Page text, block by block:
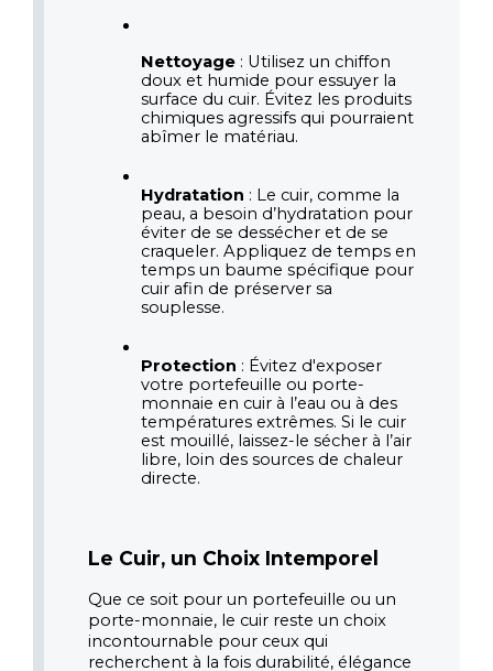
Nettoyage : Utilisez un chiffon
doux et humide pour essuyer la
surface du cuir. Évitez les produits
chimiques agressifs qui pourraient
abîmer le matériau.
Hydratation : Le cuir, comme la
peau, a besoin d’hydratation pour
éviter de se dessécher et de se
craqueler. Appliquez de temps en
temps un baume spécifique pour
cuir afin de préserver sa
souplesse.
Protection : Évitez d'exposer
votre portefeuille ou porte-
monnaie en cuir à l’eau ou à des
températures extrêmes. Si le cuir
est mouillé, laissez-le sécher à l’air
libre, loin des sources de chaleur
directe.
Le Cuir, un Choix Intemporel
Que ce soit pour un portefeuille ou un
porte-monnaie, le cuir reste un choix
incontournable pour ceux qui
recherchent à la fois durabilité, élégance